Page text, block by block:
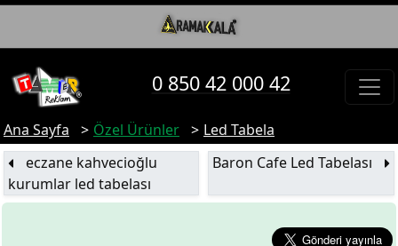
0 850 42 000 42
Ana Sayfa Özel Ürünler
Led Tabela
eczane kahvecioğlu
kurumlar led tabelası
Baron Cafe Led Tabelası